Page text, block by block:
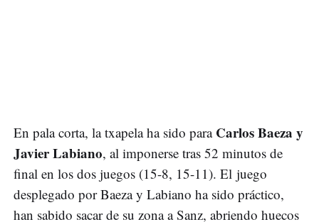
En pala corta, la txapela ha sido para Carlos Baeza y
Javier Labiano, al imponerse tras 52 minutos de
final en los dos juegos (15-8, 15-11). El juego
desplegado por Baeza y Labiano ha sido práctico,
han sabido sacar de su zona a Sanz, abriendo huecos